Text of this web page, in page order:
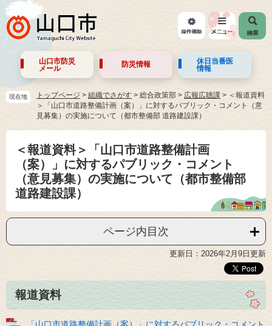
山口市防災
メール
防災情報
休日当番医
情報
現在地 トップページ > 組織でさがす > 総合政策部 > 広報広聴課 > ＜報道資料
＞「山口市道路整備計画（案）」に対するパブリック・コメント（意
見募集）の実施について（都市整備部 道路建設課）
＜報道資料＞「山口市道路整備計画
（案）」に対するパブリック・コメント
（意見募集）の実施について（都市整備部
道路建設課）
ページ内目次
更新日：2026年2月9日更新
報道資料
「山口市道路整備計画（案）」に対するパブリック・コメント